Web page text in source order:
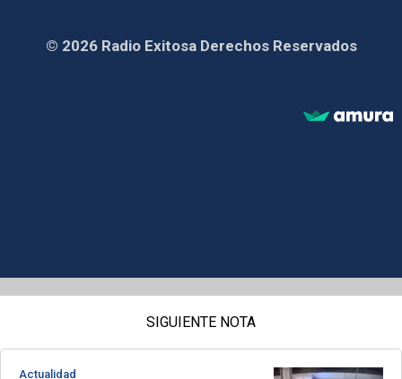
© 2026 Radio Exitosa Derechos Reservados
SIGUIENTE NOTA
Actualidad